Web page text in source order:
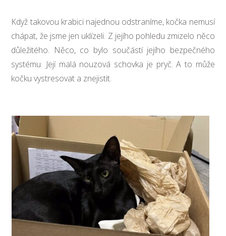
Když takovou krabici najednou odstraníme, kočka nemusí
chápat, že jsme jen uklízeli. Z jejího pohledu zmizelo něco
důležitého. Něco, co bylo součástí jejího bezpečného
systému. Její malá nouzová schovka je pryč. A to může
kočku vystresovat a znejistit.